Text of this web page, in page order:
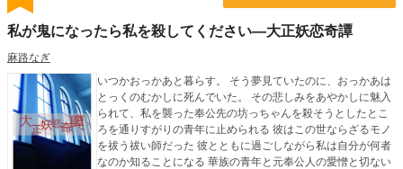
私が鬼になったら私を殺してください―大正妖恋奇譚
麻路なぎ
いつかおっかあと暮らす。 そう夢見ていたのに、おっかあは
とっくのむかしに死んでいた。 その悲しみをあやかしに魅入
られて、私を襲った奉公先の坊っちゃんを殺そうとしたとこ
ろを通りすがりの青年に止められる 彼はこの世ならざるモノ
を祓う祓い師だった 彼とともに過ごしながら私は自分が何者
なのか知ることになる 華族の青年と元奉公人の愛憎と切ない